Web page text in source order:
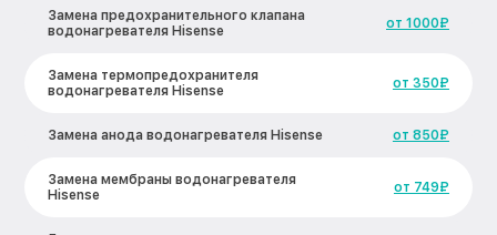
Замена предохранительного клапана
водонагревателя Hisense
от 1000₽
Замена термопредохранителя
водонагревателя Hisense
от 350₽
Замена анода водонагревателя Hisense от 850₽
Замена мембраны водонагревателя
Hisense
от 749₽